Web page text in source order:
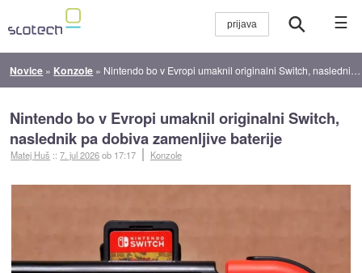
☰
Novice » Konzole » Nintendo bo v Evropi umaknil originalni Switch, naslednik pa dobiva zamenljive baterije
Nintendo bo v Evropi umaknil originalni Switch,
naslednik pa dobiva zamenljive baterije
Matej Huš ::7. jul 2026ob 17:17 Konzole